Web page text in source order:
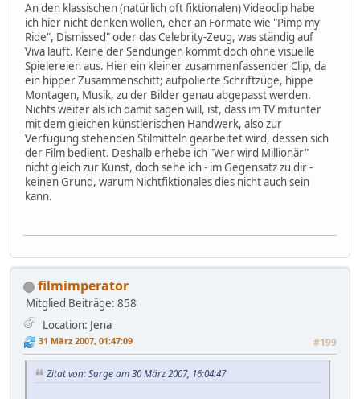
An den klassischen (natürlich oft fiktionalen) Videoclip habe
ich hier nicht denken wollen, eher an Formate wie "Pimp my
Ride", Dismissed" oder das Celebrity-Zeug, was ständig auf
Viva läuft. Keine der Sendungen kommt doch ohne visuelle
Spielereien aus. Hier ein kleiner zusammenfassender Clip, da
ein hipper Zusammenschitt; aufpolierte Schriftzüge, hippe
Montagen, Musik, zu der Bilder genau abgepasst werden.
Nichts weiter als ich damit sagen will, ist, dass im TV mitunter
mit dem gleichen künstlerischen Handwerk, also zur
Verfügung stehenden Stilmitteln gearbeitet wird, dessen sich
der Film bedient. Deshalb erhebe ich "Wer wird Millionär"
nicht gleich zur Kunst, doch sehe ich - im Gegensatz zu dir -
keinen Grund, warum Nichtfiktionales dies nicht auch sein
kann.
filmimperator
Mitglied Beiträge: 858
Location: Jena
31 März 2007, 01:47:09 #199
Zitat von: Sarge am 30 März 2007, 16:04:47